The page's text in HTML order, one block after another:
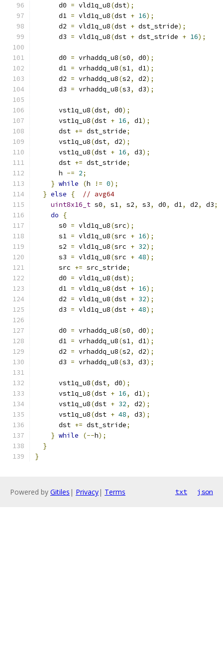
      d0
= vld1q_u8(dst);
      d1
= vld1q_u8(dst + 16);
      d2
= vld1q_u8(dst + dst_stride);
      d3
= vld1q_u8(dst + dst_stride + 16);
      d0
= vrhaddq_u8(s0, d0);
      d1
= vrhaddq_u8(s1, d1);
      d2
= vrhaddq_u8(s2, d2);
      d3
= vrhaddq_u8(s3, d3);
      vst1q_u8
(dst, d0);
      vst1q_u8
(dst + 16, d1);
      dst
+= dst_stride;
      vst1q_u8
(dst, d2);
      vst1q_u8
(dst + 16, d3);
      dst
+= dst_stride;
      h
-= 2;
} while (h != 0);
} else {
// avg64
uint8x16_t s0, s1, s2, s3, d0, d1, d2, d3;
do
{
      s0
= vld1q_u8(src);
      s1
= vld1q_u8(src + 16);
      s2
= vld1q_u8(src + 32);
      s3
= vld1q_u8(src + 48);
      src
+= src_stride;
      d0
= vld1q_u8(dst);
      d1
= vld1q_u8(dst + 16);
      d2
= vld1q_u8(dst + 32);
      d3
= vld1q_u8(dst + 48);
      d0
= vrhaddq_u8(s0, d0);
      d1
= vrhaddq_u8(s1, d1);
      d2
= vrhaddq_u8(s2, d2);
      d3
= vrhaddq_u8(s3, d3);
      vst1q_u8
(dst, d0);
      vst1q_u8
(dst + 16, d1);
      vst1q_u8
(dst + 32, d2);
      vst1q_u8
(dst + 48, d3);
      dst
+= dst_stride;
} while (--h);
}
}
Powered by Gitiles | Privacy| Terms txt json